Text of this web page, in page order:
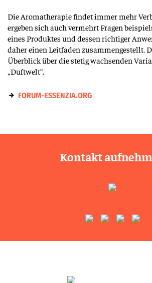
Die Aromatherapie findet immer mehr
ergeben sich auch vermehrt Fragen
eines Produktes und dessen richtiger
daher einen Leitfaden zusammengestellt.
Überblick über die stetig wachsenden
„Duftwelt“.
FORUM-ESSENZIA.ORG
Kontakt